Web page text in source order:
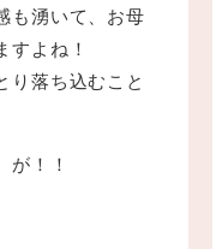
も湧いて、お母
すよね！
り落ち込むこと
が！！